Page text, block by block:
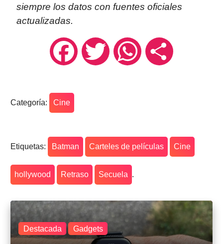
siempre los datos con fuentes oficiales
actualizadas.
FacebookTwitter WhatsAppCompartir
Categoría: Cine
Etiquetas: Batman Carteles de películas Cine
hollywood Retraso Secuela .
Destacada Gadgets